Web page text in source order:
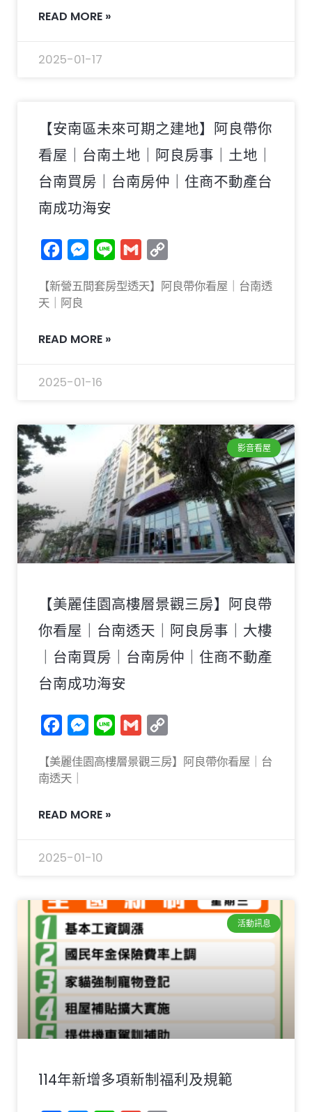
READ MORE »
2025-01-17
【安南區未來可期之建地】阿良帶你
看屋｜台南土地｜阿良房事｜土地｜
台南買房｜台南房仲｜住商不動產台
南成功海安
FacebookMessenger
Line Gmail
【新營五間套房型透天】阿良帶你看屋｜台南透
天｜阿良
READ MORE »
2025-01-16
影音看屋
【美麗佳園高樓層景觀三房】阿良帶
你看屋｜台南透天｜阿良房事｜大樓
｜台南買房｜台南房仲｜住商不動產
台南成功海安
FacebookMessenger
Line Gmail
【美麗佳園高樓層景觀三房】阿良帶你看屋｜台
南透天｜
READ MORE »
2025-01-10
活動訊息
114年新增多項新制福利及規範